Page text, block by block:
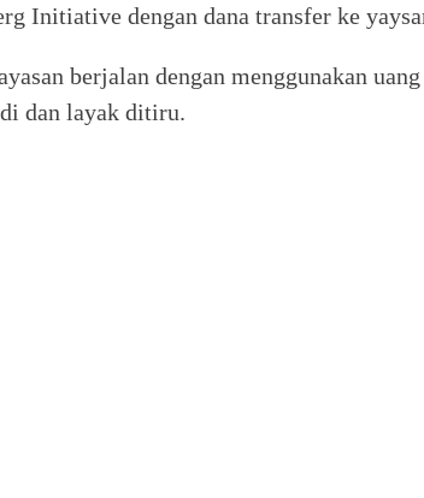
Initiative dengan dana transfer ke
berjalan dengan menggunakan
dan layak ditiru.